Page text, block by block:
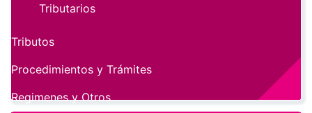
Tributarios
Tributos
Procedimientos y Trámites
Regimenes y Otros